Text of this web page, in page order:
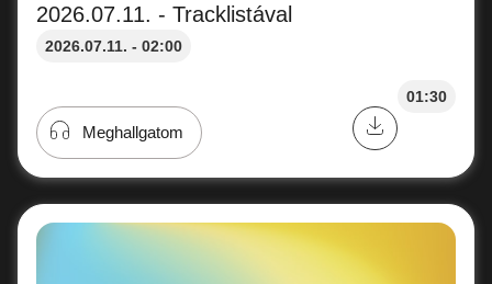
2026.07.11. - Tracklistával
2026.07.11. - 02:00
01:30
Meghallgatom